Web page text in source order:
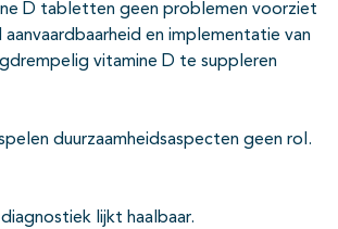
D tabletten geen problemen voorziet
aanvaardbaarheid en implementatie van
vitamine D te suppleren
duurzaamheidsaspecten geen rol.
lijkt haalbaar.